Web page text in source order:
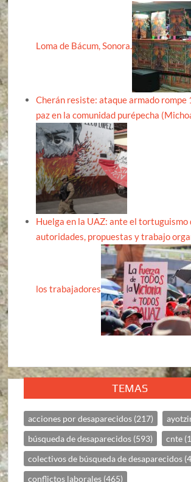
Loma de Bácum, Sonora.
Cherán resiste: ataque armado rompe
paz en la comunidad purépecha
Huelga en la UAZ: ante el tortuguismo
autoridades, propuestas y trabajo
los trabajadores
TEMAS
acciones por desaparecidos (217)
búsqueda de desaparecidos (593) cnte
colectivos de búsqueda de desaparecidos
conflictos laborales (465)